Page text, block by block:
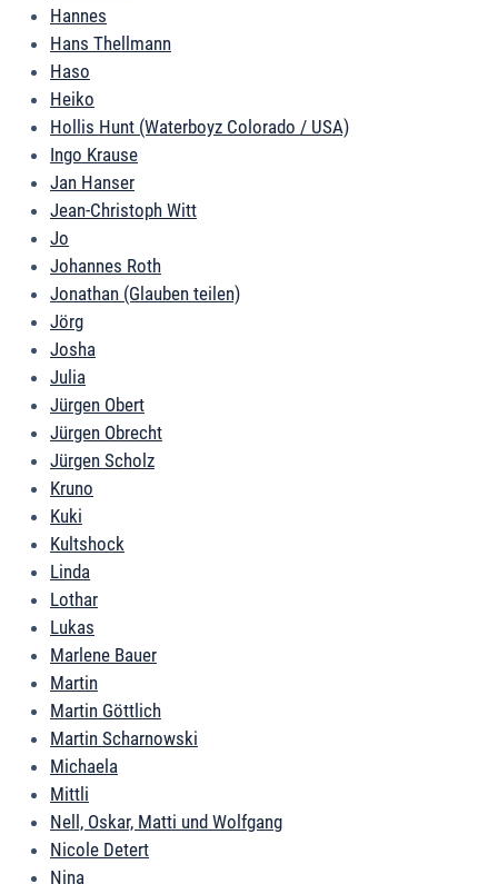
Hannes
Hans Thellmann
Haso
Heiko
Hollis Hunt (Waterboyz Colorado / USA)
Ingo Krause
Jan Hanser
Jean-Christoph Witt
Jo
Johannes Roth
Jonathan (Glauben teilen)
Jörg
Josha
Julia
Jürgen Obert
Jürgen Obrecht
Jürgen Scholz
Kruno
Kuki
Kultshock
Linda
Lothar
Lukas
Marlene Bauer
Martin
Martin Göttlich
Martin Scharnowski
Michaela
Mittli
Nell, Oskar, Matti und Wolfgang
Nicole Detert
Nina